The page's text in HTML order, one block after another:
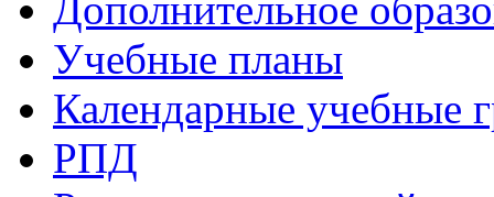
Учебные планы
Календарные учебные
РПД